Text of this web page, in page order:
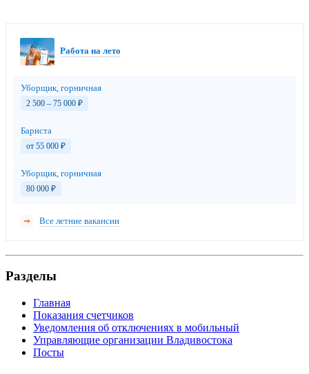
Работа на лето
Уборщик, горничная
2 500 – 75 000 ₽
Бариста
от 55 000 ₽
Уборщик, горничная
80 000 ₽
Все летние вакансии
Разделы
Главная
Показания счетчиков
Уведомления об отключениях в мобильный
Управляющие организации Владивостока
Посты